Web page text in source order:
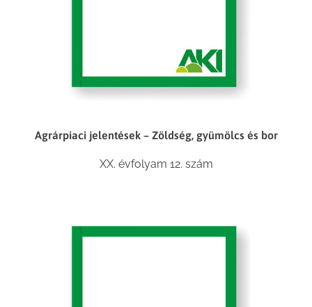
Agrárpiaci jelentések – Zöldség, gyümölcs és bor
XX. évfolyam 12. szám